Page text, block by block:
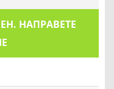
НАПРАВЕТЕ